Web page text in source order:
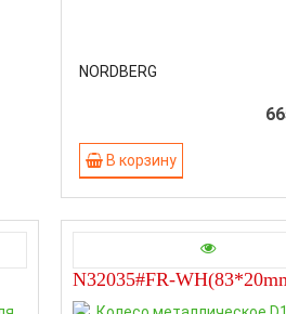
NORDBERG
В корзину
N32035#FR-